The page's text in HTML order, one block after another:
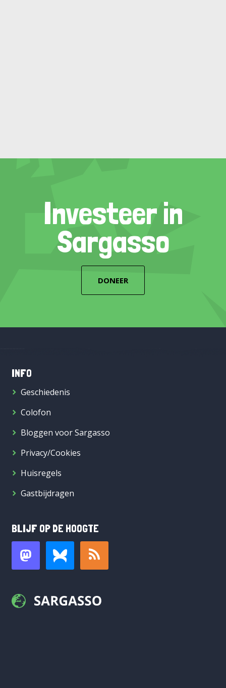
Investeer in
Sargasso
DONEER
INFO
Geschiedenis
Colofon
Bloggen voor Sargasso
Privacy/Cookies
Huisregels
Gastbijdragen
BLIJF OP DE HOOGTE